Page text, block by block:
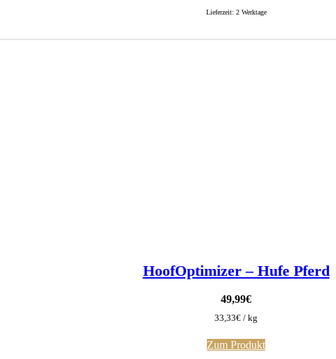
Lieferzeit: 2 Werktage
HoofOptimizer – Hufe Pferd
49,99€
33,33€ / kg
Zum Produkt